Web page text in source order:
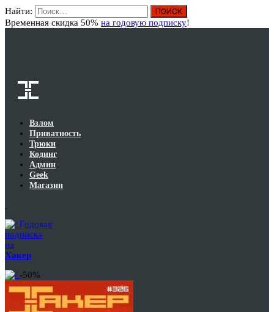
Найти:
Временная скидка 50% на годовую подписку!
Взлом
Приватность
Трюки
Кодинг
Админ
Geek
Магазин
Годовая
подписка
на
Хакер
-50%